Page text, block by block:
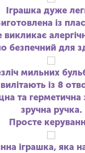
Іграшка дуже
​​із
викликає
безпечний для
мильних
вилітають із 8
та герметична
зручна ручка.
Просте
іграшка, яка